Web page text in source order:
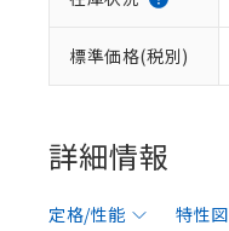
標準価格(税別)
詳細情報
定格/性能 特性図